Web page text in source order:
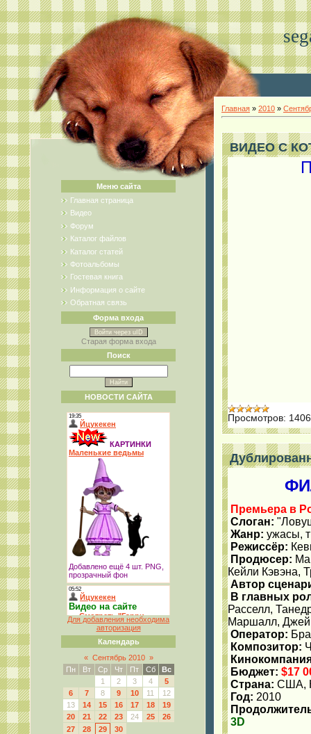
Меню сайта
Главная страница
Видео
Форум
Каталог файлов
Каталог статей
Фотоальбомы
Гостевая книга
Информация о сайте
Обратная связь
Форма входа
Войти через uID
Старая форма входа
Поиск
НОВОСТИ САЙТА
Для добавления необходима
авторизация
Календарь
« Сентябрь 2010 »
Пн
Вт Ср Чт Пт Сб
Вс
1
2 3 4
5
6
7 8 9 10 11
12
13
14 15 16 17 18
19
20
21 22 23 24 25
26
27
28 29
30
Главная » 2010 »
ВИДЕО С
Просмотров: 1406
Премьера в
Слоган:
Жанр: ужасы,
Режиссёр:
Продюсер:
Кейли Кэвэна,
Автор
В главных
Расселл,
Маршалл,
Оператор:
Композитор:
Бюджет: $17
Страна: США,
Год: 2010
3D